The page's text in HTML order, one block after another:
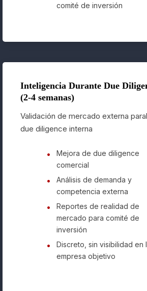
comité de inversión
Inteligencia Durante Due
(2-4 semanas)
Validación de mercado externa
due diligence interna
Mejora de due diligence
comercial
Análisis de demanda y
competencia externa
Reportes de realidad de
mercado para comité de
inversión
Discreto, sin visibilidad en
empresa objetivo